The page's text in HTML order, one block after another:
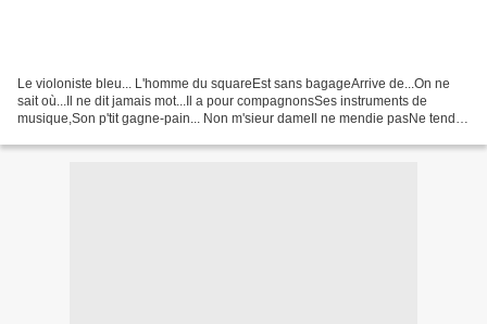
Le violoniste bleu... L'homme du squareEst sans bagageArrive de...On ne
sait où...Il ne dit jamais mot...Il a pour compagnonsSes instruments de
musique,Son p'tit gagne-pain... Non m'sieur dameIl ne mendie pasNe tend